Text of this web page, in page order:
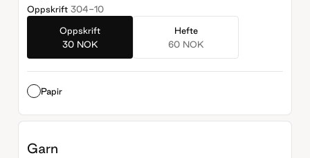
Oppskrift 304-10
Oppskrift
30 NOK
Hefte
60 NOK
Papir
Garn